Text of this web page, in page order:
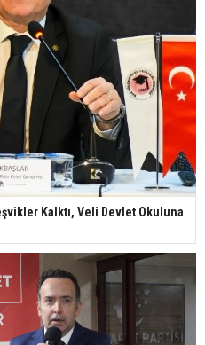
Kalktı, Veli Devlet Okuluna